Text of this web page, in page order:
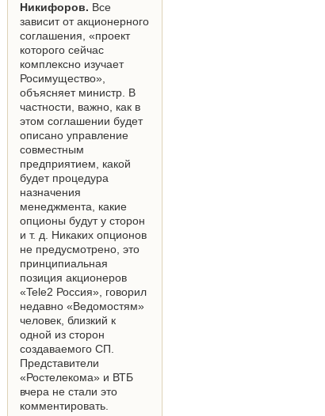
Никифоров. Все
зависит от акционерного
соглашения, «проект
которого сейчас
комплексно изучает
Росимущество»,
объясняет министр. В
частности, важно, как в
этом соглашении будет
описано управление
совместным
предприятием, какой
будет процедура
назначения
менеджмента, какие
опционы будут у сторон
и т. д. Никаких опционов
не предусмотрено, это
принципиальная
позиция акционеров
«Tele2 Россия», говорил
недавно «Ведомостям»
человек, близкий к
одной из сторон
создаваемого СП.
Представители
«Ростелекома» и ВТБ
вчера не стали это
комментировать.